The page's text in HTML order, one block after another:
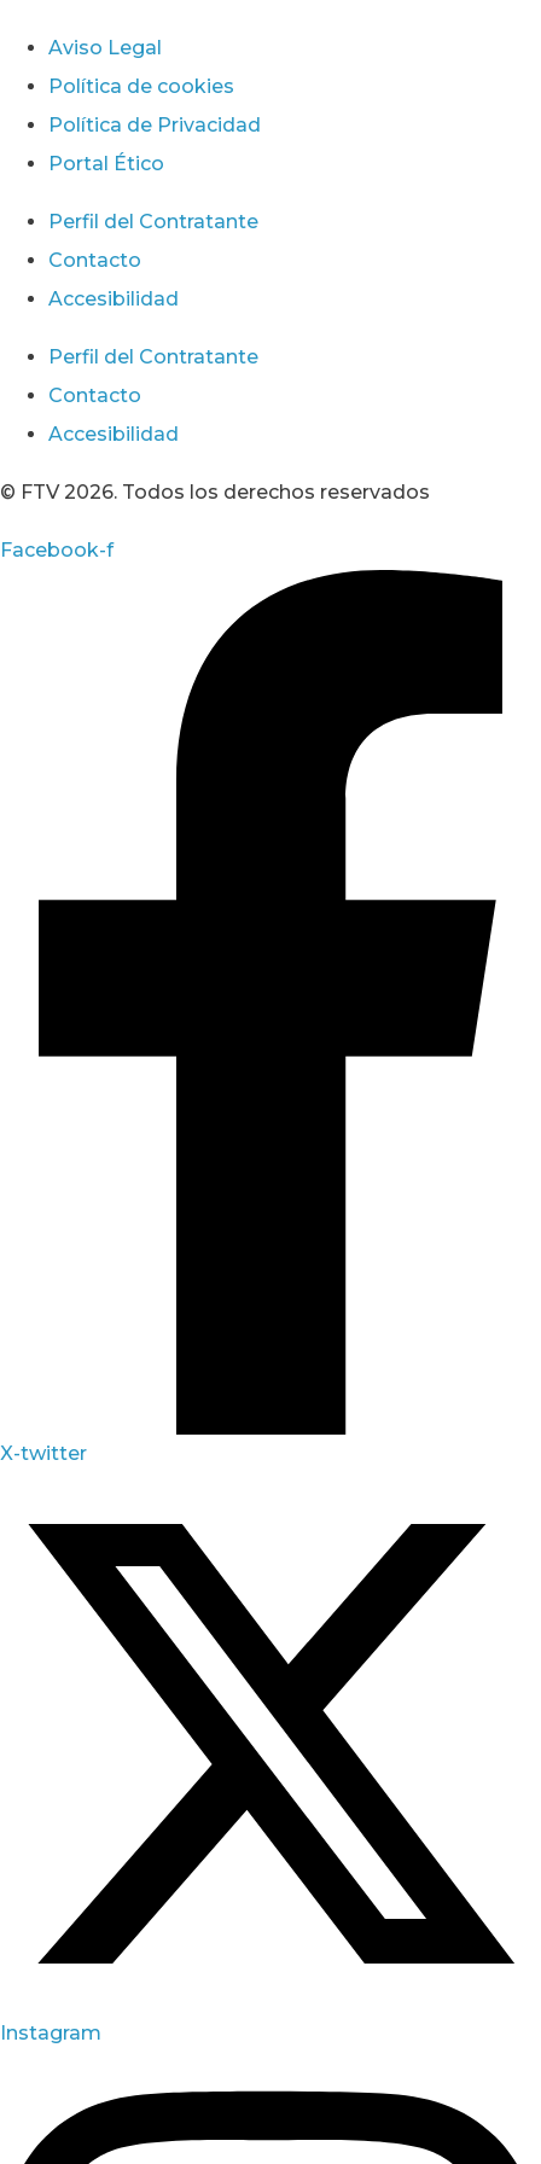
Aviso Legal
Política de cookies
Política de Privacidad
Portal Ético
Perfil del Contratante
Contacto
Accesibilidad
Perfil del Contratante
Contacto
Accesibilidad
© FTV 2026. Todos los derechos reservados
Facebook-f
X-twitter
Instagram